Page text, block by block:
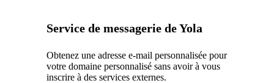
Service de messagerie de Yola
Obtenez une adresse e-mail personnalisée pour
votre domaine personnalisé sans avoir à vous
inscrire à des services externes.